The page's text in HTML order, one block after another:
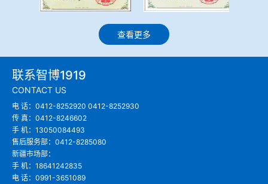
查看更多
联系智博1919
CONTACT US
电 话：0412-8252920 0412-8252930
传 真：0412-8246602
手 机：13050084493
售后服务部：0412-8285080
新疆市场部：
手 机：18641242835
电 话：0991-3651089